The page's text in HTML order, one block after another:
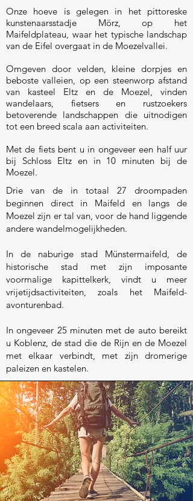
Onze hoeve is gelegen in het pittoreske
kunstenaarsstadje Mörz, op het
Maifeldplateau, waar het typische landschap
van de Eifel overgaat in de Moezelvallei.
Omgeven door velden, kleine dorpjes en
beboste valleien, op een steenworp afstand
van kasteel Eltz en de Moezel, vinden
wandelaars, fietsers en rustzoekers
betoverende landschappen die uitnodigen
tot een breed scala aan activiteiten.
Met de fiets bent u in ongeveer een half uur
bij Schloss Eltz en in 10 minuten bij de
Moezel.
Drie van de in totaal 27 droompaden
beginnen direct in Maifeld en langs de
Moezel zijn er tal van, voor de hand liggende
andere wandelmogelijkheden.
In de naburige stad Münstermaifeld, de
historische stad met zijn imposante
voormalige kapittelkerk, vindt u meer
vrijetijdsactiviteiten, zoals het Maifeld-
avonturenbad.
In ongeveer 25 minuten met de auto bereikt
u Koblenz, de stad die de Rijn en de Moezel
met elkaar verbindt, met zijn dromerige
paleizen en kastelen.